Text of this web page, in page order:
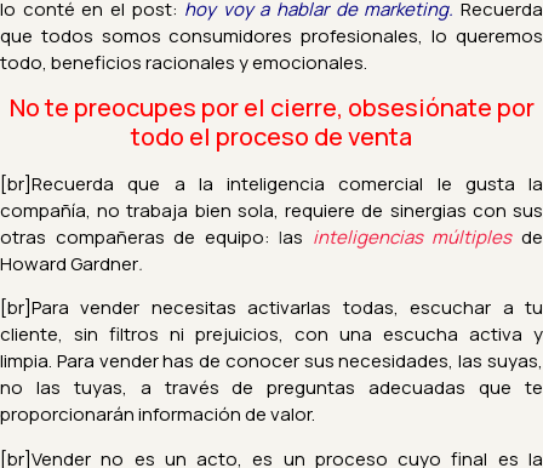
lo conté en el post: hoy voy a hablar de marketing.Recuerda
que todos somos consumidores profesionales, lo queremos
todo, beneficiosracionales y emocionales.
No te preocupes por el cierre, obsesiónate por
todo el proceso de venta
[br]Recuerda que a la inteligencia comercial le gusta la
compañía, no trabaja bien sola, requiere de sinergias con sus
otras compañeras de equipo:las inteligencias múltiplesde
Howard Gardner.
[br]Para vender necesitas activarlas todas, escuchar a tu
cliente, sin filtros ni prejuicios, con una escucha activa y
limpia. Para vender has de conocer sus necesidades, las suyas,
no las tuyas, a través de preguntas adecuadas que te
proporcionarán información de valor.
[br]Vender no es un acto, es un proceso cuyo final es la